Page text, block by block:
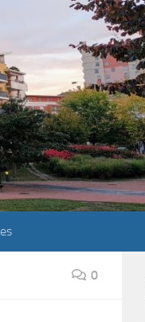
0